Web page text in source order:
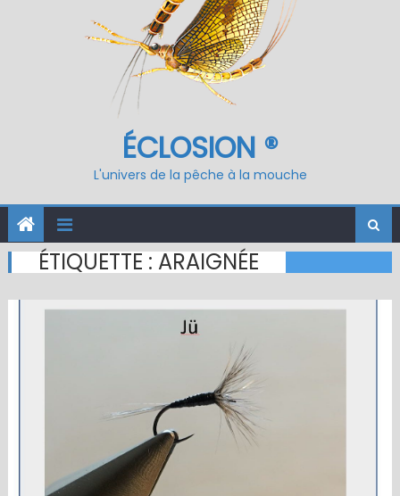
ÉCLOSION ®
L'univers de la pêche à la mouche
ÉTIQUETTE :ARAIGNÉE